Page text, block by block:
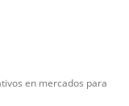
en mercados para